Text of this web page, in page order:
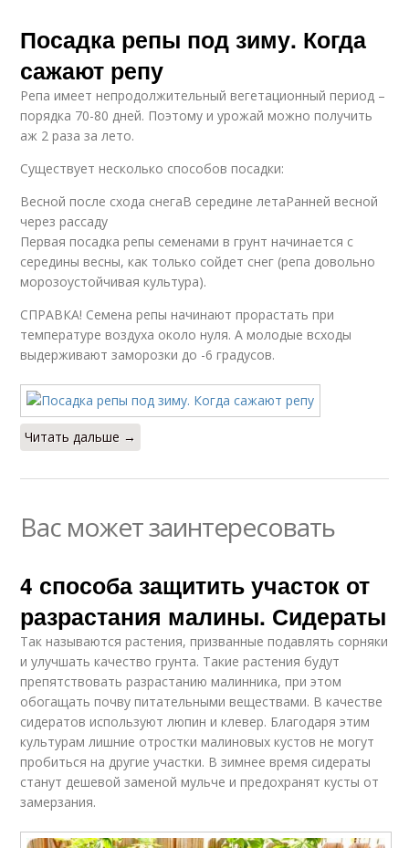
Посадка репы под зиму. Когда
сажают репу
Репа имеет непродолжительный вегетационный период –
порядка 70-80 дней. Поэтому и урожай можно получить
аж 2 раза за лето.
Существует несколько способов посадки:
Весной после схода снегаВ середине летаРанней весной
через рассаду
Первая посадка репы семенами в грунт начинается с
середины весны, как только сойдет снег (репа довольно
морозоустойчивая культура).
СПРАВКА! Семена репы начинают прорастать при
температуре воздуха около нуля. А молодые всходы
выдерживают заморозки до -6 градусов.
Читать дальше →
Вас может заинтересовать
4 способа защитить участок от
разрастания малины. Сидераты
Так называются растения, призванные подавлять сорняки
и улучшать качество грунта. Такие растения будут
препятствовать разрастанию малинника, при этом
обогащать почву питательными веществами. В качестве
сидератов используют люпин и клевер. Благодаря этим
культурам лишние отростки малиновых кустов не могут
пробиться на другие участки. В зимнее время сидераты
станут дешевой заменой мульче и предохранят кусты от
замерзания.